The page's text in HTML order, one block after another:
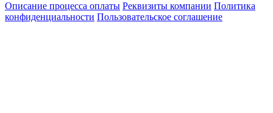
Описание процесса оплаты Реквизиты компании Политика
конфиденциальности Пользовательское соглашение